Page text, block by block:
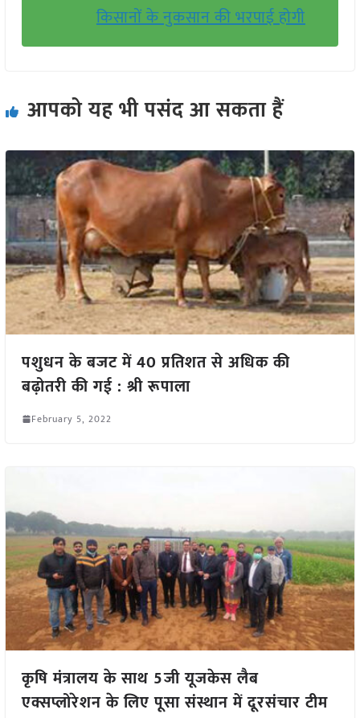
किसानों के नुकसान की भरपाई होगी
आपको यह भी पसंद आ सकता हैं
पशुधन के बजट में 40 प्रतिशत से अधिक की
बढ़ोतरी की गई : श्री रूपाला
February 5, 2022
कृषि मंत्रालय के साथ 5जी यूजकेस लैब
एक्सप्लोरेशन के लिए पूसा संस्थान में दूरसंचार टीम